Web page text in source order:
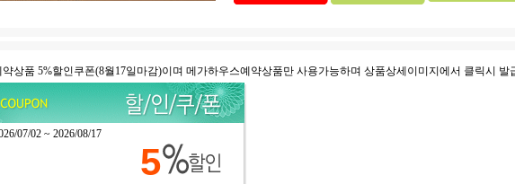
상품 5%할인쿠폰(8월17일마감)이며 메가하우스예약상품만 사용가능하며 상품상세이미지에서 클릭시 발
07/02 ~ 2026/08/17
5